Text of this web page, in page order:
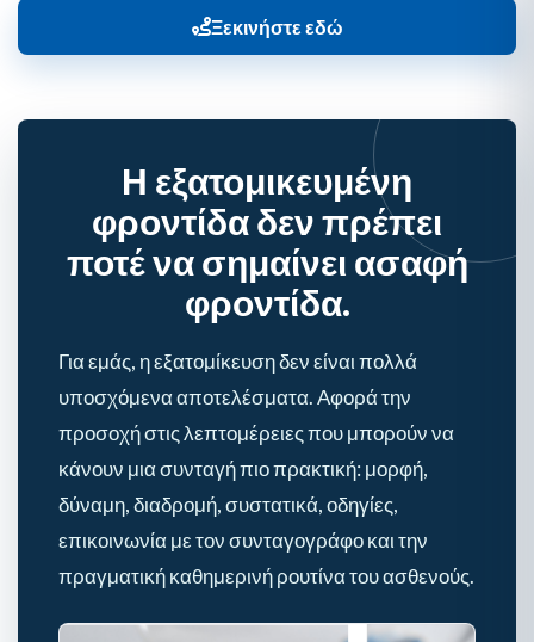
Ξεκινήστε εδώ
Η εξατομικευμένη
φροντίδα δεν πρέπει
ποτέ να σημαίνει ασαφή
φροντίδα.
Για εμάς, η εξατομίκευση δεν είναι πολλά
υποσχόμενα αποτελέσματα. Αφορά την
προσοχή στις λεπτομέρειες που μπορούν να
κάνουν μια συνταγή πιο πρακτική: μορφή,
δύναμη, διαδρομή, συστατικά, οδηγίες,
επικοινωνία με τον συνταγογράφο και την
πραγματική καθημερινή ρουτίνα του ασθενούς.